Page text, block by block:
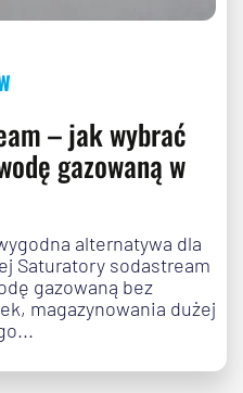
– jak wybrać
gazowaną w
alternatywa dla
Saturatory sodastream
gazowaną bez
magazynowania dużej